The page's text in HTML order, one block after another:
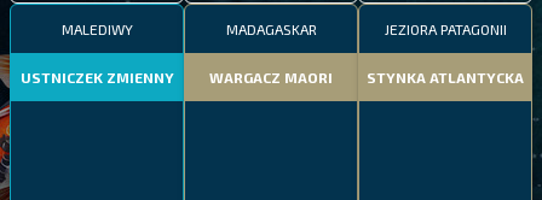
MALEDIWY
USTNICZEK ZMIENNY
MADAGASKAR
WARGACZ MAORI
JEZIORA PATAGONII
STYNKA ATLANTYCKA